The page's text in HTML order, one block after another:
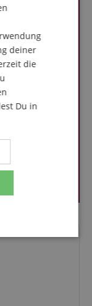
deiner
die
Du in